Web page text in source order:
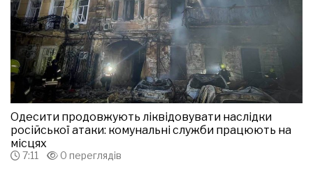
Одесити продовжують ліквідовувати наслідки
російської атаки: комунальні служби працюють на
місцях
7:11 0 переглядів